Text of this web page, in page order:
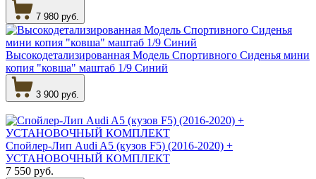
7 980 руб.
Высокодетализированная Модель Спортивного Сиденья мини
копия "ковша" маштаб 1/9 Синий
3 900 руб.
Спойлер-Лип Audi A5 (кузов F5) (2016-2020) +
УСТАНОВОЧНЫЙ КОМПЛЕКТ
7 550 руб.